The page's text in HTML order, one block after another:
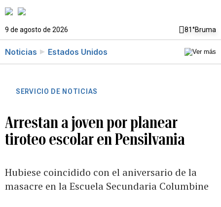
9 de agosto de 2026 81°Bruma
Noticias Estados Unidos
SERVICIO DE NOTICIAS
Arrestan a joven por planear
tiroteo escolar en Pensilvania
Hubiese coincidido con el aniversario de la
masacre en la Escuela Secundaria Columbine